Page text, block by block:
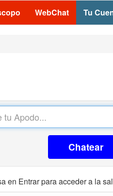
WebChat Tu
Chatear
en Entrar para acceder a la